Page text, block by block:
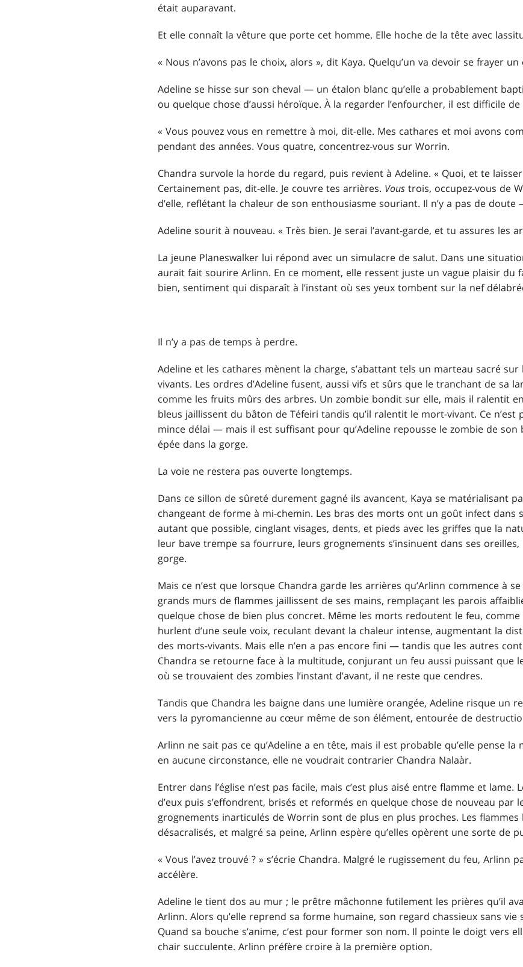
était auparavant.
Et elle connaît la vêture que porte cet homme. Elle hoche de la tête avec
« Nous n’avons pas le choix, alors », dit Kaya. Quelqu’un va devoir se frayer
Adeline se hisse sur son cheval — un étalon blanc qu’elle a probablement
ou quelque chose d’aussi héroïque. À la regarder l’enfourcher, il est difficile
« Vous pouvez vous en remettre à moi, dit-elle. Mes cathares et moi avons
pendant des années. Vous quatre, concentrez-vous sur Worrin.
Chandra survole la horde du regard, puis revient à Adeline. « Quoi, et te
Certainement pas, dit-elle. Je couvre tes arrières. Vous trois, occupez-vous de
d’elle, reflétant la chaleur de son enthousiasme souriant. Il n’y a pas de
Adeline sourit à nouveau. « Très bien. Je serai l’avant-garde, et tu assures les
La jeune Planeswalker lui répond avec un simulacre de salut. Dans une
aurait fait sourire Arlinn. En ce moment, elle ressent juste un vague plaisir du
bien, sentiment qui disparaît à l’instant où ses yeux tombent sur la nef
Il n’y a pas de temps à perdre.
Adeline et les cathares mènent la charge, s’abattant tels un marteau sacré sur
vivants. Les ordres d’Adeline fusent, aussi vifs et sûrs que le tranchant de sa
comme les fruits mûrs des arbres. Un zombie bondit sur elle, mais il ralentit
bleus jaillissent du bâton de Téfeiri tandis qu’il ralentit le mort-vivant. Ce
mince délai — mais il est suffisant pour qu’Adeline repousse le zombie de
épée dans la gorge.
La voie ne restera pas ouverte longtemps.
Dans ce sillon de sûreté durement gagné ils avancent, Kaya se matérialisant
changeant de forme à mi-chemin. Les bras des morts ont un goût infect dans
autant que possible, cinglant visages, dents, et pieds avec les griffes que la
leur bave trempe sa fourrure, leurs grognements s’insinuent dans ses
gorge.
Mais ce n’est que lorsque Chandra garde les arrières qu’Arlinn commence à
grands murs de flammes jaillissent de ses mains, remplaçant les parois
quelque chose de bien plus concret. Même les morts redoutent le feu, comme
hurlent d’une seule voix, reculant devant la chaleur intense, augmentant la
des morts-vivants. Mais elle n’en a pas encore fini — tandis que les autres
Chandra se retourne face à la multitude, conjurant un feu aussi puissant que
où se trouvaient des zombies l’instant d’avant, il ne reste que cendres.
Tandis que Chandra les baigne dans une lumière orangée, Adeline risque un
vers la pyromancienne au cœur même de son élément, entourée de
Arlinn ne sait pas ce qu’Adeline a en tête, mais il est probable qu’elle pense la
en aucune circonstance, elle ne voudrait contrarier Chandra Nalaàr.
Entrer dans l’église n’est pas facile, mais c’est plus aisé entre flamme et lame.
d’eux puis s’effondrent, brisés et reformés en quelque chose de nouveau par
grognements inarticulés de Worrin sont de plus en plus proches. Les flammes
désacralisés, et malgré sa peine, Arlinn espère qu’elles opèrent une sorte de
« Vous l’avez trouvé ? » s’écrie Chandra. Malgré le rugissement du feu, Arlinn
accélère.
Adeline le tient dos au mur ; le prêtre mâchonne futilement les prières qu’il
Arlinn. Alors qu’elle reprend sa forme humaine, son regard chassieux sans vie
Quand sa bouche s’anime, c’est pour former son nom. Il pointe le doigt vers
chair succulente. Arlinn préfère croire à la première option.